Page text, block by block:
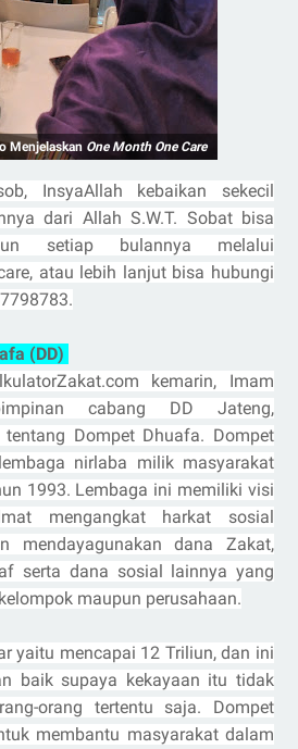
Menjelaskan One Month One Care
InsyaAllah kebaikan sekecil
dari Allah S.W.T. Sobat bisa
setiap bulannya melalui
atau lebih lanjut bisa hubungi
(DD)
kemarin, Imam
cabang DD Jateng,
Dompet Dhuafa. Dompet
nirlaba milik masyarakat
1993. Lembaga ini memiliki visi
mengangkat harkat sosial
mendayagunakan dana Zakat,
serta dana sosial lainnya yang
maupun perusahaan.
yaitu mencapai 12 Triliun, dan ini
baik supaya kekayaan itu tidak
orang tertentu saja. Dompet
membantu masyarakat dalam